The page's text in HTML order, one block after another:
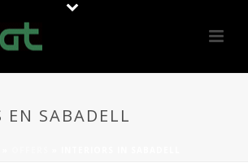
EN SABADELL